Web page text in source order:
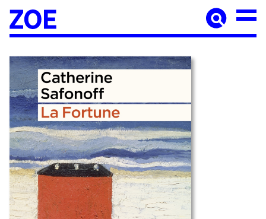
Accueil
À paraître
Catalogue
Auteur·ices
Agenda
Les éditions Zoé
Diffusion
Médiation culturelle
Manuscrits
Foreign rights